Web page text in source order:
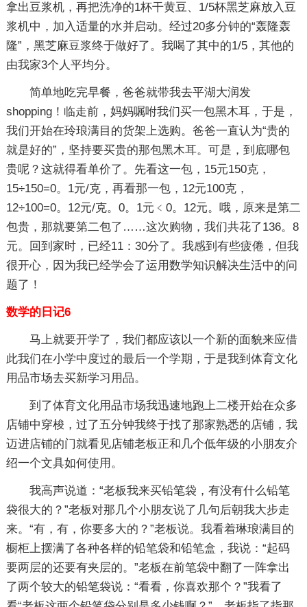
拿出豆浆机，再把洗净的1杯干黄豆、1/5杯黑芝麻放入豆
浆机中，加入适量的水并启动。经过20多分钟的“轰隆轰
隆”，黑芝麻豆浆终于做好了。我喝了其中的1/5，其他的
由我家3个人平均分。
简单地吃完早餐，爸爸就带我去平湖大润发
shopping！临走前，妈妈嘱咐我们买一包黑木耳，于是，
我们开始在玲琅满目的货架上选购。爸爸一直认为“贵的
就是好的”，坚持要买贵的那包黑木耳。可是，到底哪包
贵呢？这就得看单价了。先看这一包，15元150克，
15÷150=0。1元/克，再看那一包，12元100克，
12÷100=0。12元/克。0。1元﹤0。12元。哦，原来是第二
包贵，那就要第二包了……这次购物，我们共花了136。8
元。回到家时，已经11：30分了。我感到有些疲倦，但我
很开心，因为我已经学会了运用数学知识解决生活中的问
题了！
数学的日记6
马上就要开学了，我们都应该以一个新的面貌来应借
此我们在小学中度过的最后一个学期，于是我到体育文化
用品市场去买新学习用品。
到了体育文化用品市场我迅速地跑上二楼开始在众多
店铺中穿梭，过了五分钟我终于找了那家熟悉的店铺，我
迈进店铺的门就看见店铺老板正和几个低年级的小朋友介
绍一个文具如何使用。
我高声说道：“老板我来买铅笔袋，有没有什么铅笔
袋很大的？”老板对那几个小朋友说了几句后朝我大步走
来。“有，有，你要多大的？”老板说。我看着琳琅满目的
橱柜上摆满了各种各样的铅笔袋和铅笔盒，我说：“起码
要两层的还要有夹层的。”老板在前笔袋中翻了一阵拿出
了两个较大的铅笔袋说：“看看，你喜欢那个？”我看了